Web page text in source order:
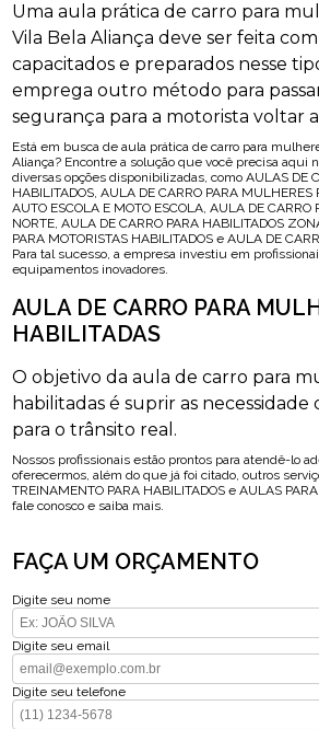
Uma aula prática de carro para
Vila Bela Aliança deve ser feita
capacitados e preparados nesse
emprega outro método para
segurança para a motorista voltar
Está em busca de aula prática de carro para
Aliança? Encontre a solução que você precisa aqui
diversas opções disponibilizadas, como AULAS DE
HABILITADOS, AULA DE CARRO PARA MULHERES
AUTO ESCOLA E MOTO ESCOLA, AULA DE
NORTE, AULA DE CARRO PARA HABILITADOS
PARA MOTORISTAS HABILITADOS e AULA DE
Para tal sucesso, a empresa investiu em
equipamentos inovadores.
AULA DE CARRO PARA
HABILITADAS
O objetivo da aula de carro para
habilitadas é suprir as
para o trânsito real.
Nossos profissionais estão prontos para atendê-lo
oferecermos, além do que já foi citado, outros
TREINAMENTO PARA HABILITADOS e AULAS
fale conosco e saiba mais.
FAÇA UM ORÇAMENTO
Digite seu nome
Digite seu email
Digite seu telefone